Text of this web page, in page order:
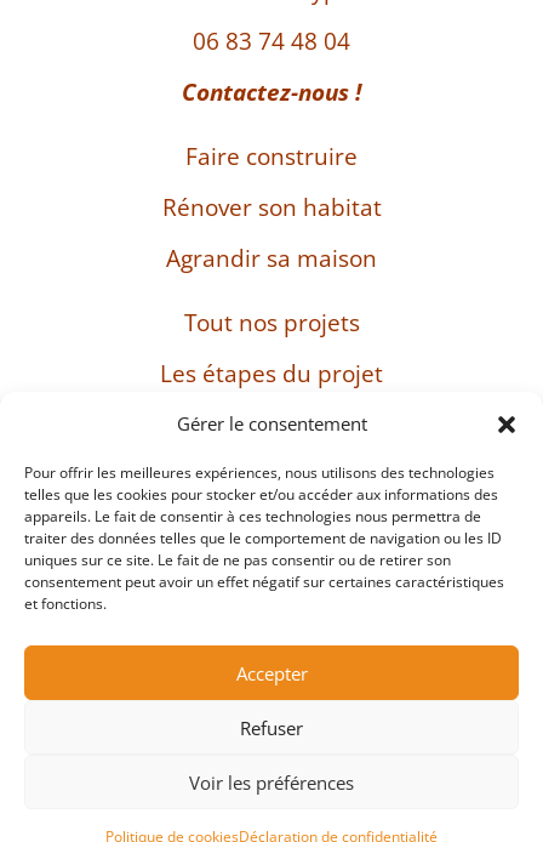
Gérer le consentement
Pour offrir les meilleures expériences, nous utilisons des technologies
telles que les cookies pour stocker et/ou accéder aux informations des
appareils. Le fait de consentir à ces technologies nous permettra de
traiter des données telles que le comportement de navigation ou les ID
uniques sur ce site. Le fait de ne pas consentir ou de retirer son
consentement peut avoir un effet négatif sur certaines caractéristiques
et fonctions.
Accepter
Refuser
Voir les préférences
Politique de cookiesDéclaration de confidentialité
06 83 74 48 04
Contactez-nous !
Faire construire
Rénover son habitat
Agrandir sa maison
Tout nos projets
Les étapes du projet
L’entreprise
SIRET : 482 897 469 00037 – Capital : 8 000 euros
– TVA intracommunautaire : FR38482897469
Protection des données personnelles et cookies